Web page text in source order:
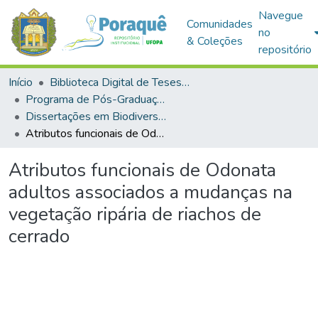
Comunidades
& Coleções
Navegue
no
repositório
Início
Biblioteca Digital de Teses e Dissertações (BDTD)
Programa de Pós-Graduação em Biodiversidade (PPGBEES)
Dissertações em Biodiversidade (Mestrado)
Atributos funcionais de Odonata adultos associados a mudanças na vegetação ripária de riachos de cerrado
Atributos funcionais de Odonata
adultos associados a mudanças na
vegetação ripária de riachos de
cerrado